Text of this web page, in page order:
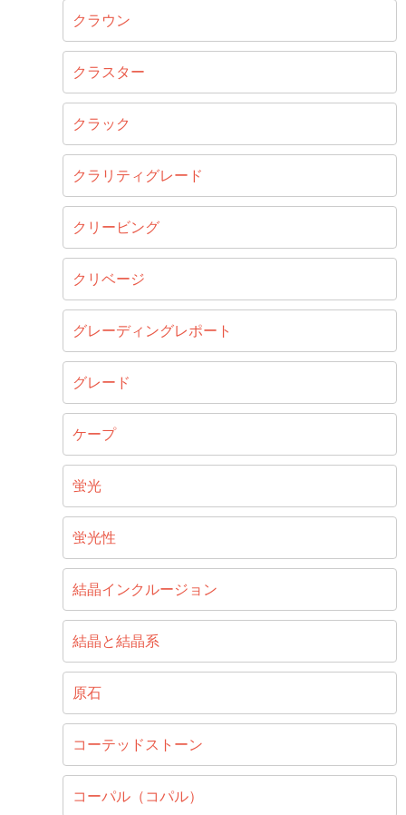
クラウン
クラスター
クラック
クラリティグレード
クリービング
クリベージ
グレーディングレポート
グレード
ケープ
蛍光
蛍光性
結晶インクルージョン
結晶と結晶系
原石
コーテッドストーン
コーパル（コパル）